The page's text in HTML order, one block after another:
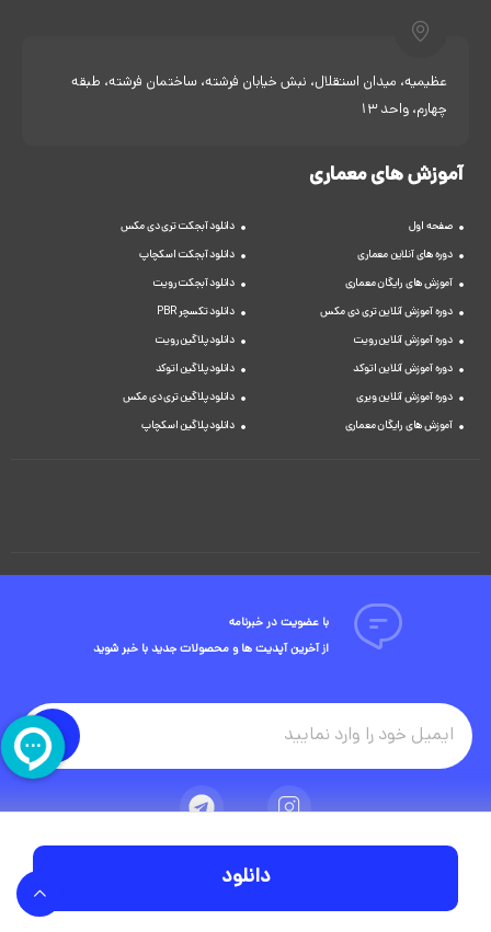
دانلود
عظیمیه، میدان استقلال، نبش خیابان فرشته، ساختمان فرشته، طبقه
چهارم، واحد 13
آموزش های معماری
صفحه اول
دوره های آنلاین معماری
آموزش های رایگان معماری
دوره آموزش آنلاین تری دی مکس
دوره آموزش آنلاین رویت
دوره آموزش آنلاین اتوکد
دوره آموزش آنلاین ویری
آموزش های رایگان معماری
دانلود آبجکت تری دی مکس
دانلود آبجکت اسکچاپ
دانلود آبجکت رویت
دانلود تکسچر PBR
دانلود پلاگین رویت
دانلود پلاگین اتوکد
دانلود پلاگین تری دی مکس
دانلود پلاگین اسکچاپ
با عضویت در خبرنامه
از آخرین آپدیت ها و محصولات جدید با خبر شوید
تمامی حقوق مادی و معنوی این وبسایت متعلق به شرکت ویوید ویژوال است.